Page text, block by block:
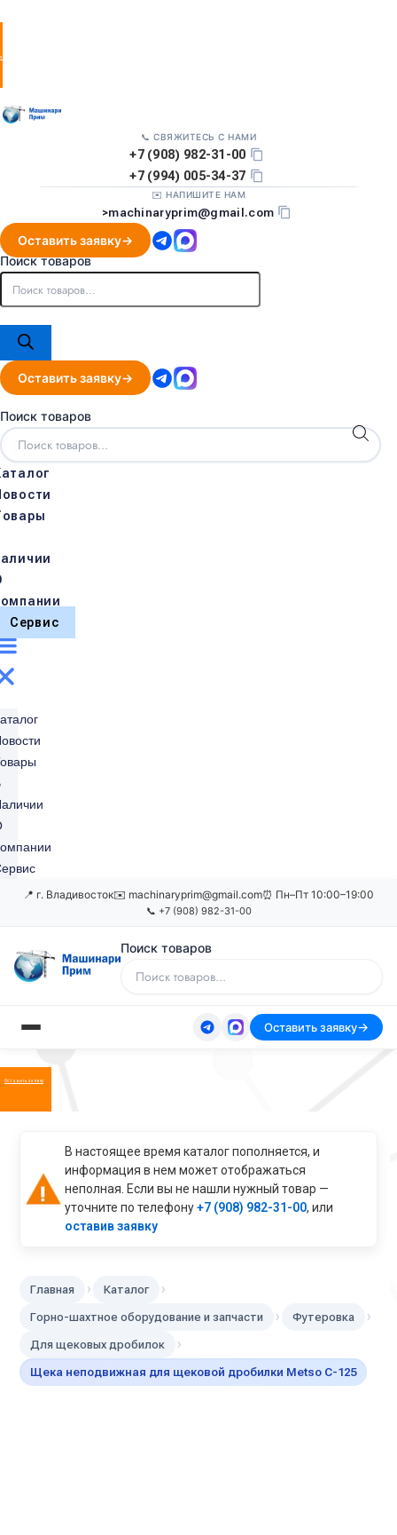
заявку
📞 СВЯЖИТЕСЬ С НАМИ
+7 (908) 982-31-00
+7 (994) 005-34-37
✉️ НАПИШИТЕ НАМ
>machinaryprim@gmail.com
Оставить заявку
Поиск товаров
Оставить заявку
Поиск товаров
Сервис
📍 г. Владивосток✉️ machinaryprim@gmail.com⏰ Пн–Пт 10:00–19:00
📞 +7 (908) 982-31-00
Поиск товаров
Оставить заявку
Оставить заявку
В настоящее время каталог пополняется, и
информация в нем может отображаться
неполная. Если вы не нашли нужный товар —
уточните по телефону+7 (908) 982-31-00, или
оставив заявку
Главная › Каталог ›
Горно-шахтное оборудование и запчасти › Футеровка ›
Для щековых дробилок ›
Щека неподвижная для щековой дробилки Metso C-125